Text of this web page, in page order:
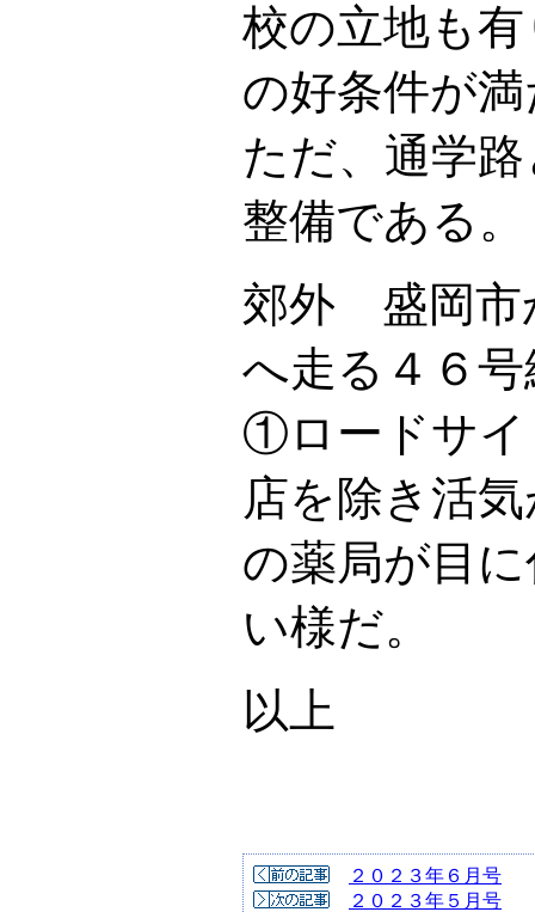
校の立地も
の好条件が
ただ、通学
整備である。
郊外 盛岡市
へ走る４６
①ロードサイ
店を除き活
の薬局が目
い様だ。
以上
２０２３年６月号
２０２３年５月号